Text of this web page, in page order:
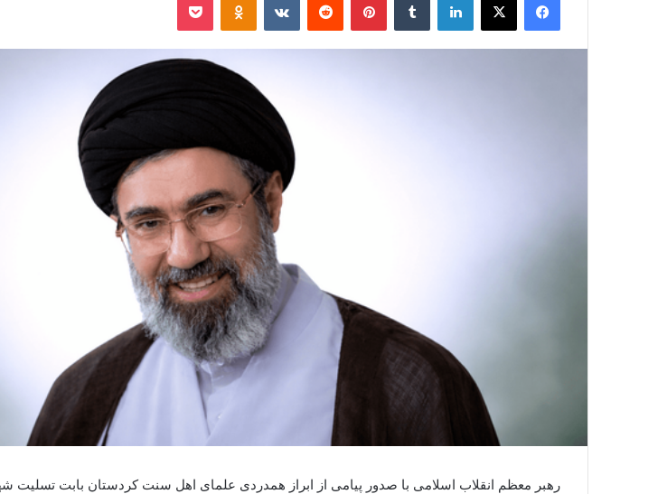
ایمیل
رهبر معظم انقلاب اسلامی با صدور پیامی از ابراز همدردی علمای اهل سنت کردستان بابت تسلیت